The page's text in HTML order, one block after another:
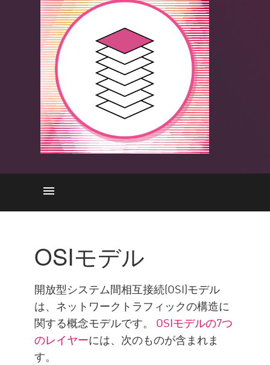
負荷分散
DDoS 攻撃からの保護
チェック・ポイントのソリュ
ーション
企業情報
OSIモデル
開放型システム間相互接続(OSI)モデル
は、ネットワークトラフィックの構造に
関する概念モデルです。 OSIモデルの7つ
のレイヤーには、次のものが含まれま
す。